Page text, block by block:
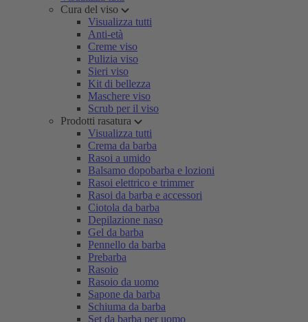
Cura del viso
Visualizza tutti
Anti-età
Creme viso
Pulizia viso
Sieri viso
Kit di bellezza
Maschere viso
Scrub per il viso
Prodotti rasatura
Visualizza tutti
Crema da barba
Rasoi a umido
Balsamo dopobarba e lozioni
Rasoi elettrico e trimmer
Rasoi da barba e accessori
Ciotola da barba
Depilazione naso
Gel da barba
Pennello da barba
Prebarba
Rasoio
Rasoio da uomo
Sapone da barba
Schiuma da barba
Set da barba per uomo